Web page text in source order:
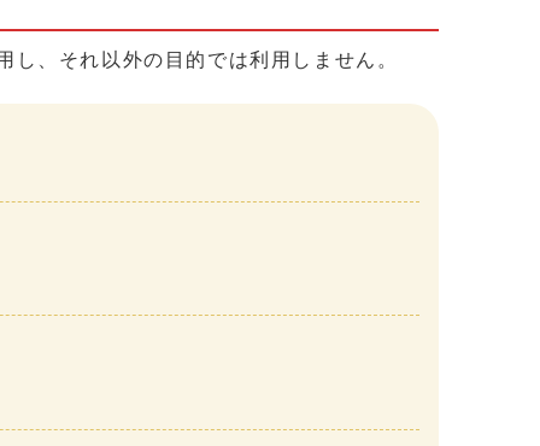
、それ以外の目的では利用しません。